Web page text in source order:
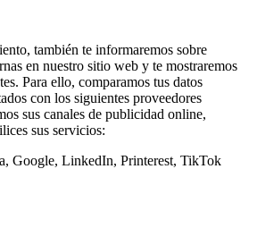
también te informaremos sobre
en nuestro sitio web y te mostraremos
Para ello, comparamos tus datos
con los siguientes proveedores
sus canales de publicidad online,
sus servicios:
Google, LinkedIn, Printerest, TikTok